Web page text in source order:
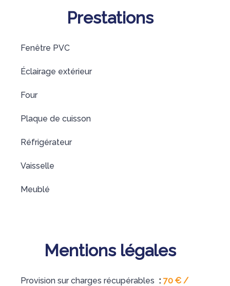
Prestations
Fenêtre PVC
Éclairage extérieur
Four
Plaque de cuisson
Réfrigérateur
Vaisselle
Meublé
Mentions légales
Provision sur charges récupérables
70 € /